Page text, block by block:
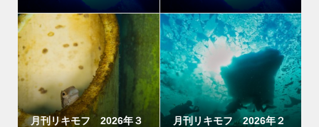
月刊リキモフ 2026年３
月刊リキモフ 2026年２